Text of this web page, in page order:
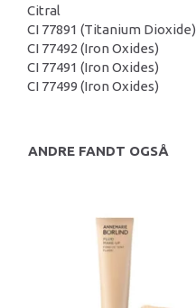
Citral
CI 77891 (Titanium Dioxide)
CI 77492 (Iron Oxides)
CI 77491 (Iron Oxides)
CI 77499 (Iron Oxides)
ANDRE FANDT OGSÅ